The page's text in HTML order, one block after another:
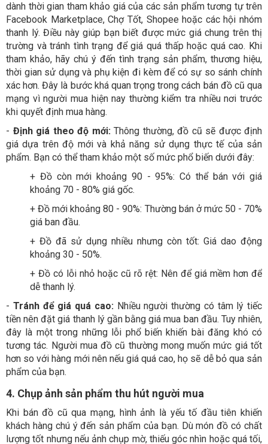
dành thời gian tham khảo giá của các sản phẩm tương tự trên
Facebook Marketplace, Chợ Tốt, Shopee hoặc các hội nhóm
thanh lý. Điều này giúp bạn biết được mức giá chung trên thị
trường và tránh tình trạng để giá quá thấp hoặc quá cao. Khi
tham khảo, hãy chú ý đến tình trạng sản phẩm, thương hiệu,
thời gian sử dụng và phụ kiện đi kèm để có sự so sánh chính
xác hơn. Đây là bước khá quan trọng trong cách bán đồ cũ qua
mạng vì người mua hiện nay thường kiểm tra nhiều nơi trước
khi quyết định mua hàng.
- Định giá theo độ mới: Thông thường, đồ cũ sẽ được định
giá dựa trên độ mới và khả năng sử dụng thực tế của sản
phẩm. Bạn có thể tham khảo một số mức phổ biến dưới đây:
+ Đồ còn mới khoảng 90 - 95%: Có thể bán với giá
khoảng 70 - 80% giá gốc.
+Đồ mới khoảng 80 - 90%: Thường bán ở mức 50 - 70%
giá ban đầu.
+ Đồ đã sử dụng nhiều nhưng còn tốt: Giá dao động
khoảng 30 - 50%.
+ Đồ có lỗi nhỏ hoặc cũ rõ rệt: Nên để giá mềm hơn để
dễ thanh lý.
- Tránh để giá quá cao:Nhiều người thường có tâm lý tiếc
tiền nên đặt giá thanh lý gần bằng giá mua ban đầu. Tuy nhiên,
đây là một trong những lỗi phổ biến khiến bài đăng khó có
tương tác. Người mua đồ cũ thường mong muốn mức giá tốt
hơn so với hàng mới nên nếu giá quá cao, họ sẽ dễ bỏ qua sản
phẩm của bạn.
4. Chụp ảnh sản phẩm thu hút người mua
Khi bán đồ cũ qua mạng, hình ảnh là yếu tố đầu tiên khiến
khách hàng chú ý đến sản phẩm của bạn. Dù món đồ có chất
lượng tốt nhưng nếu ảnh chụp mờ, thiếu góc nhìn hoặc quá tối,